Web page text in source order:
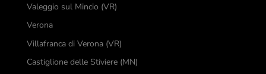
Valeggio sul Mincio (VR)
Verona
Villafranca di Verona (VR)
Castiglione delle Stiviere (MN)